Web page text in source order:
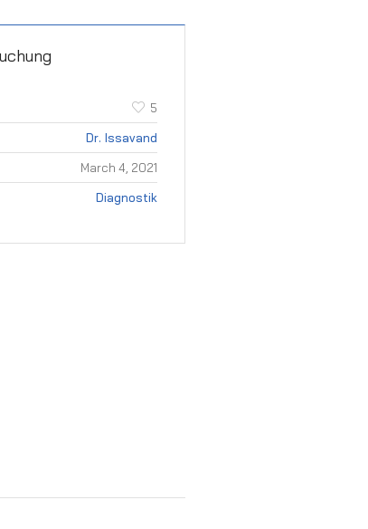
5
Dr. Issavand
March 4, 2021
Diagnostik